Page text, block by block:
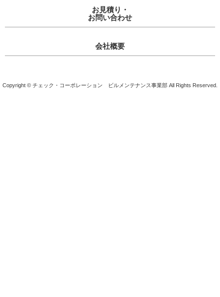
お見積り・
お問い合わせ
会社概要
Copyright © チェック・コーポレーション ビルメンテナンス事業部 All Rights Reserved.